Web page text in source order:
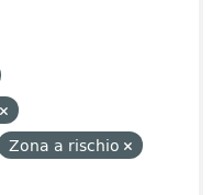
Zona a rischio